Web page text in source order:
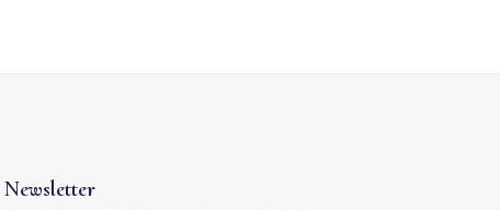
Newsletter